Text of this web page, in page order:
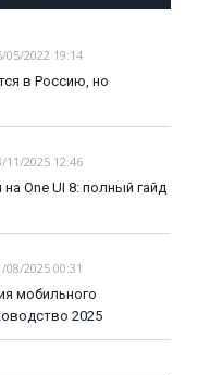
05/2022 19:14
в Россию, но
11/2025 12:46
One UI 8: полный гайд
08/2025 00:31
мобильного
2025